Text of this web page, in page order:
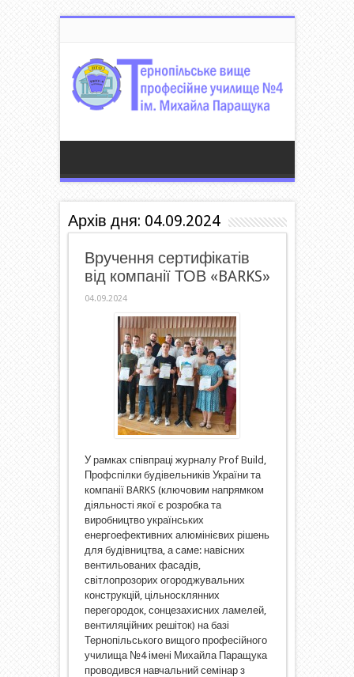
Архів дня: 04.09.2024
Вручення сертифікатів
від компанії ТОВ «BARKS»
04.09.2024
У рамках співпраці журналу Prof Build,
Профспілки будівельників України та
компанії BARKS (ключовим напрямком
діяльності якої є розробка та
виробництво українських
енергоефективних алюмінієвих рішень
для будівництва, а саме: навісних
вентильованих фасадів,
світлопрозорих огороджувальних
конструкцій, цільносклянних
перегородок, сонцезахисних ламелей,
вентиляційних решіток) на базі
Тернопільського вищого професійного
училища №4 імені Михайла Паращука
проводився навчальний семінар з